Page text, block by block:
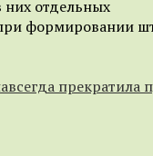
отдельных
формировании
прекратила